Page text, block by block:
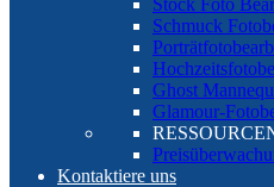
Stock Foto
Schmuck
Ghost
Glamour-
Kontaktiere uns